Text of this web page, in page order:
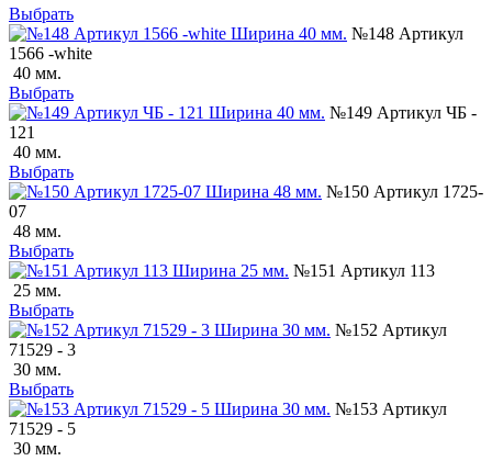
Выбрать
№148 Артикул
1566 -white
40 мм.
Выбрать
№149 Артикул ЧБ -
121
40 мм.
Выбрать
№150 Артикул 1725-
07
48 мм.
Выбрать
№151 Артикул 113
25 мм.
Выбрать
№152 Артикул
71529 - 3
30 мм.
Выбрать
№153 Артикул
71529 - 5
30 мм.